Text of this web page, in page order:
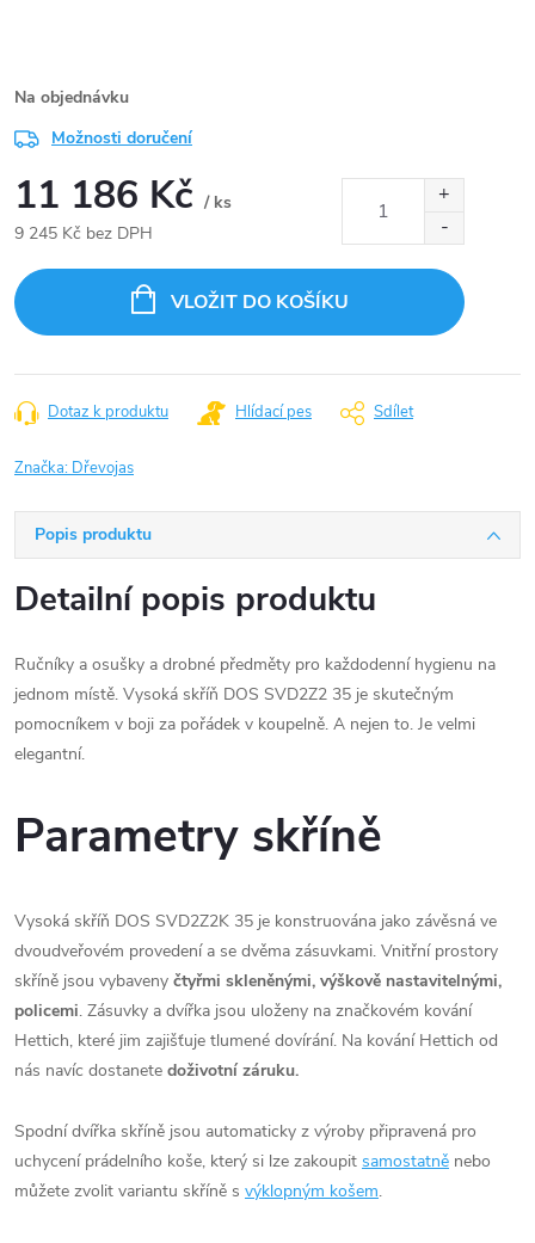
Na objednávku
Možnosti doručení
11 186 Kč / ks
9 245 Kč bez DPH
cena:
VLOŽIT DO KOŠÍKU
Dotaz k produktu Hlídací pes Sdílet
Značka: Dřevojas
Popis produktu
Detailní popis produktu
Ručníky a osušky a drobné předměty pro každodenní hygienu na
jednom místě. Vysoká skříň DOS SVD2Z2 35 je skutečným
pomocníkem v boji za pořádek v koupelně. A nejen to. Je velmi
elegantní.
Parametry skříně
Vysoká skříň DOS SVD2Z2K 35 je konstruována jako závěsná ve
dvoudveřovém provedení a se dvěma zásuvkami. Vnitřní prostory
skříně jsou vybaveny čtyřmi skleněnými, výškově nastavitelnými,
policemi. Zásuvky a dvířka jsou uloženy na značkovém kování
Hettich, které jim zajišťuje tlumené dovírání. Na kování Hettich od
nás navíc dostanete doživotní záruku.
Spodní dvířka skříně jsou automaticky z výroby připravená pro
uchycení prádelního koše, který si lze zakoupit samostatně nebo
můžete zvolit variantu skříně s výklopným košem.